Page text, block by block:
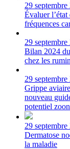
29 septembre
Évaluer l’état
fréquences
29 septembre
Bilan 2024
chez les
29 septembre
Grippe
nouveau
potentiel
29 septembre
Dermatose
la maladie